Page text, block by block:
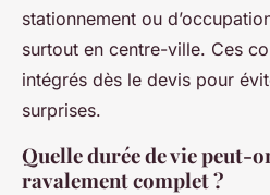
stationnement ou
surtout en centre-ville. Ces
intégrés dès le devis pour
surprises.
Quelle durée de vie peut-
ravalement complet ?